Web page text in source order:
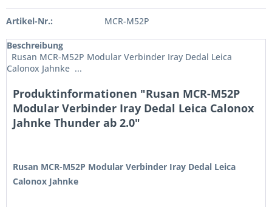
Artikel-Nr.: MCR-M52P
Beschreibung
Rusan MCR-M52P Modular Verbinder Iray Dedal Leica
Calonox Jahnke ...
Produktinformationen "Rusan MCR-M52P
Modular Verbinder Iray Dedal Leica Calonox
Jahnke Thunder ab 2.0"
Rusan MCR-M52P Modular Verbinder Iray Dedal Leica
Calonox Jahnke